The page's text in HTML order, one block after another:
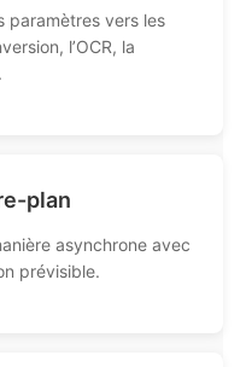
paramètres vers les
l’OCR, la
plan
asynchrone avec
prévisible.